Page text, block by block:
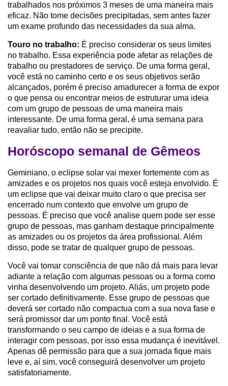
trabalhados nos próximos 3 meses de uma maneira mais
eficaz. Não tome decisões precipitadas, sem antes fazer
um exame profundo das necessidades da sua alma.
Touro no trabalho: É preciso considerar os seus limites
no trabalho. Essa experiência pode afetar as relações de
trabalho ou prestadores de serviço. De uma forma geral,
você está no caminho certo e os seus objetivos serão
alcançados, porém é preciso amadurecer a forma de expor
o que pensa ou encontrar meios de estruturar uma ideia
com um grupo de pessoas de uma maneira mais
interessante. De uma forma geral, é uma semana para
reavaliar tudo, então não se precipite.
Horóscopo semanal de Gêmeos
Geminiano, o eclipse solar vai mexer fortemente com as
amizades e os projetos nos quais você esteja envolvido. É
um eclipse que vai deixar muito claro o que precisa ser
encerrado num contexto que envolve um grupo de
pessoas. É preciso que você analise quem pode ser esse
grupo de pessoas, mas ganham destaque principalmente
as amizades ou os projetos da área profissional. Além
disso, pode se tratar de qualquer grupo de pessoas.
Você vai tomar consciência de que não dá mais para levar
adiante a relação com algumas pessoas ou a forma como
vinha desenvolvendo um projeto. Aliás, um projeto pode
ser cortado definitivamente. Esse grupo de pessoas que
deverá ser cortado não compactua com a sua nova fase e
será promissor dar um ponto final. Você está
transformando o seu campo de ideias e a sua forma de
interagir com pessoas, por isso essa mudança é inevitável.
Apenas dê permissão para que a sua jornada fique mais
leve e, aí sim, você conseguirá desenvolver um projeto
satisfatoriamente.